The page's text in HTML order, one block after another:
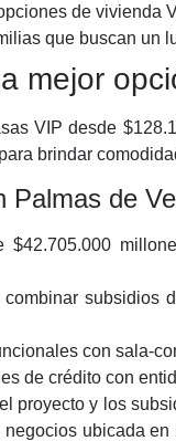
de vivienda
que buscan un
mejor
VIP desde
brindar
Palmas de
$42.705.000
subsidios
con sala-
de crédito con
proyecto y los
ubicada